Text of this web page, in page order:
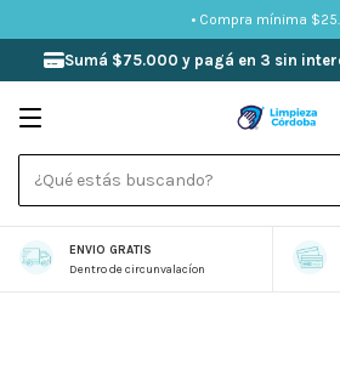
ENVIO GRATIS
Dentro de circunvalacíon
Sumá $75.000 y pagá en 3 sin
• Compra mínima